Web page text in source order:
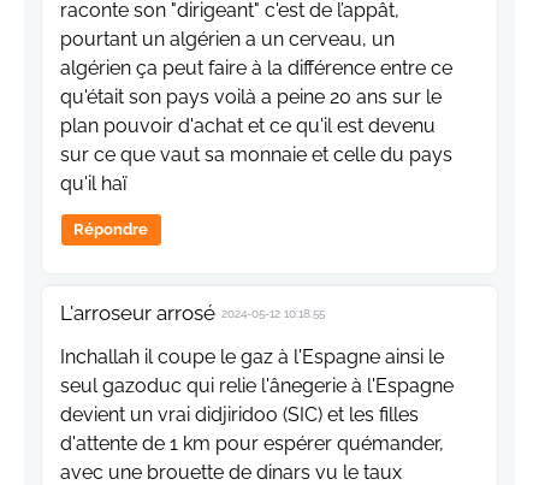
raconte son "dirigeant" c'est de l’appât,
pourtant un algérien a un cerveau, un
algérien ça peut faire à la différence entre ce
qu'était son pays voilà a peine 20 ans sur le
plan pouvoir d'achat et ce qu'il est devenu
sur ce que vaut sa monnaie et celle du pays
qu'il haï
Répondre
L'arroseur arrosé 2024-05-12 10:18:55
Inchallah il coupe le gaz à l'Espagne ainsi le
seul gazoduc qui relie l'ânegerie à l'Espagne
devient un vrai didjiridoo (SIC) et les filles
d'attente de 1 km pour espérer quémander,
avec une brouette de dinars vu le taux